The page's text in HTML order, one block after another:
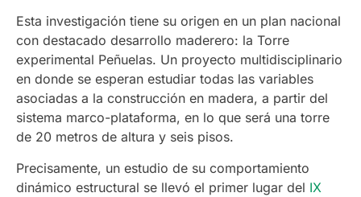
Esta investigación tiene su origen en un plan nacional
con destacado desarrollo maderero: la Torre
experimental Peñuelas. Un proyecto multidisciplinario
en donde se esperan estudiar todas las variables
asociadas a la construcción en madera, a partir del
sistema marco-plataforma, en lo que será una torre
de 20 metros de altura y seis pisos.
Precisamente, un estudio de su comportamiento
dinámico estructural se llevó el primer lugar del IX